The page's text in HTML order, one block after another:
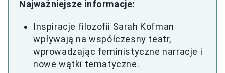
Najważniejsze informacje:
Inspiracje filozofii Sarah Kofman
wpływają na współczesny teatr,
wprowadzając feministyczne narracje i
nowe wątki tematyczne.